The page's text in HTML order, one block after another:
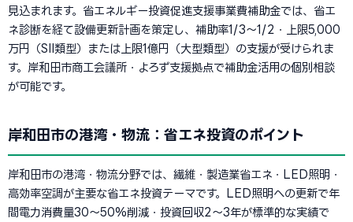
見込まれます。省エネルギー投資促進支援事業費補助金では、省エ
ネ診断を経て設備更新計画を策定し、補助率1/3〜1/2・上限5,000
万円（SII類型）または上限1億円（大型類型）の支援が受けられま
す。岸和田市商工会議所・よろず支援拠点で補助金活用の個別相談
が可能です。
岸和田市の港湾・物流：省エネ投資のポイント
岸和田市の港湾・物流分野では、繊維・製造業省エネ・LED照明・
高効率空調が主要な省エネ投資テーマです。LED照明への更新で年
間電力消費量30〜50%削減・投資回収2〜3年が標準的な実績で